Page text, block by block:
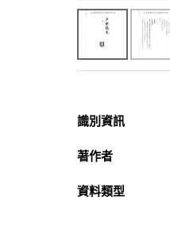
識別資訊
著作者
資料類型